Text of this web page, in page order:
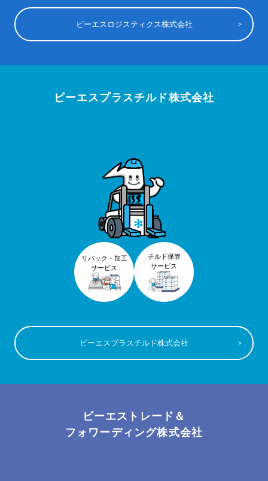
ビーエスロジスティクス株式会社
ビーエスプラスチルド株式会社
リパック・加工
サービス
チルド保管
サービス
ビーエスプラスチルド株式会社
ビーエストレード＆
フォワーディング株式会社